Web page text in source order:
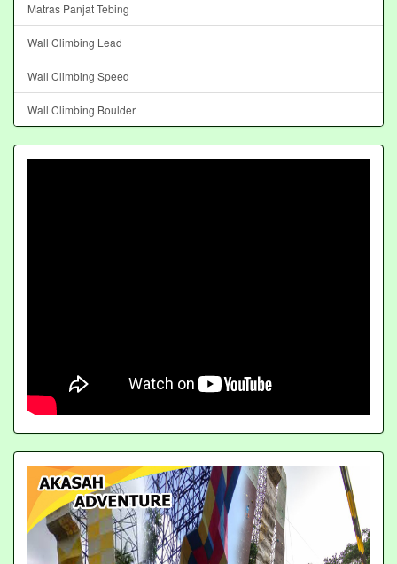
Matras Panjat Tebing
Wall Climbing Lead
Wall Climbing Speed
Wall Climbing Boulder